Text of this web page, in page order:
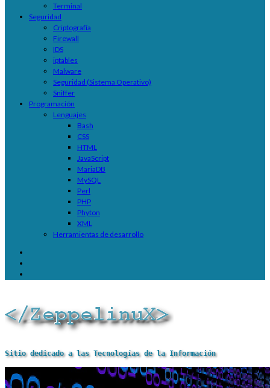
Terminal
Seguridad
Criptografía
Firewall
IDS
iptables
Malware
Seguridad (Sistema Operativo)
Sniffer
Programación
Lenguajes
Bash
CSS
HTML
JavaScript
MariaDB
MySQL
Perl
PHP
Phyton
XML
Herramientas de desarrollo
Sitio dedicado a las Tecnologías de la Información